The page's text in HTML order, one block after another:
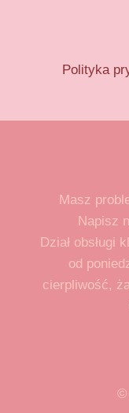
Polityka
Masz
Napisz
Dział obsługi
od
cierpliwość,
©